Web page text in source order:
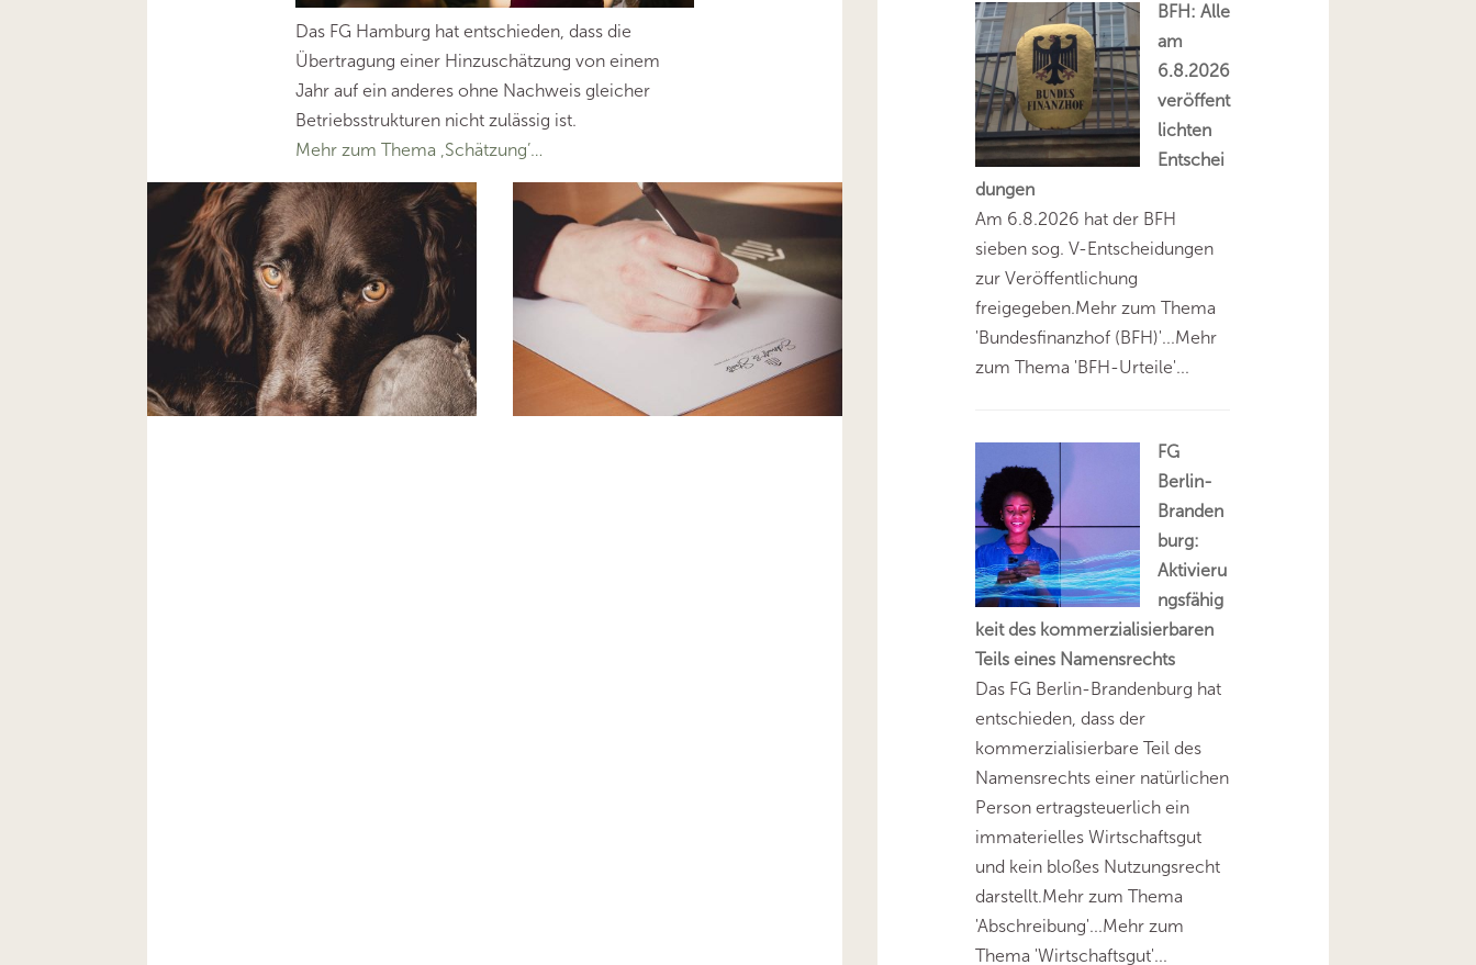
Das FG Hamburg hat entschieden, dass die
Übertragung einer Hinzuschätzung von einem
Jahr auf ein anderes ohne Nachweis gleicher
Betriebsstrukturen nicht zulässig ist.
Mehr zum Thema ‚Schätzung’…
BFH: Alle
am
6.8.2026
veröffent
lichten
Entschei
dungen
Am 6.8.2026 hat der BFH
sieben sog. V-Entscheidungen
zur Veröffentlichung
freigegeben.Mehr zum Thema
'Bundesfinanzhof (BFH)'...Mehr
zum Thema 'BFH-Urteile'...
FG
Berlin-
Branden
burg:
Aktivieru
ngsfähig
keit des kommerzialisierbaren
Teils eines Namensrechts
Das FG Berlin-Brandenburg hat
entschieden, dass der
kommerzialisierbare Teil des
Namensrechts einer natürlichen
Person ertragsteuerlich ein
immaterielles Wirtschaftsgut
und kein bloßes Nutzungsrecht
darstellt.Mehr zum Thema
'Abschreibung'...Mehr zum
Thema 'Wirtschaftsgut'...